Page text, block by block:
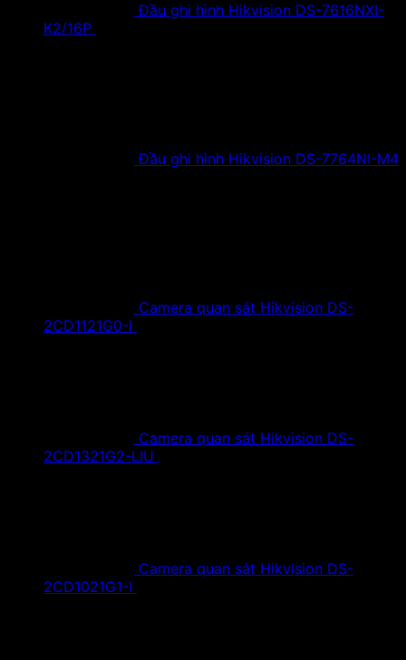
Đầu ghi hình Hikvision DS-7616NXI-
K2/16P
Đầu ghi hình Hikvision DS-7764NI-M4
Camera quan sát Hikvision DS-
2CD1121G0-I
Camera quan sát Hikvision DS-
2CD1321G2-LIU
Camera quan sát Hikvision DS-
2CD1021G1-I